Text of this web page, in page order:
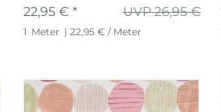
UVP 26,95 €
22,95 € *
1 Meter | 22,95 € / Meter